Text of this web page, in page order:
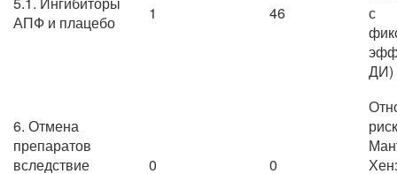
АПФ и плацебо
1 46
с
ДИ)
6. Отмена
препаратов
вследствие
0 0